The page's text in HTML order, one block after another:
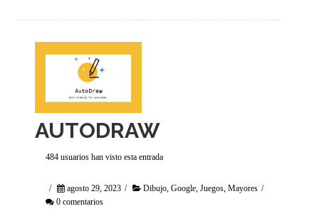
AUTODRAW
484 usuarios han visto esta entrada
/ agosto 29, 2023 / Dibujo Google Juegos Mayores /
0 comentarios